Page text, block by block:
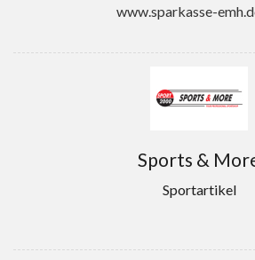
www.sparkasse-
Sports &
Sportartikel